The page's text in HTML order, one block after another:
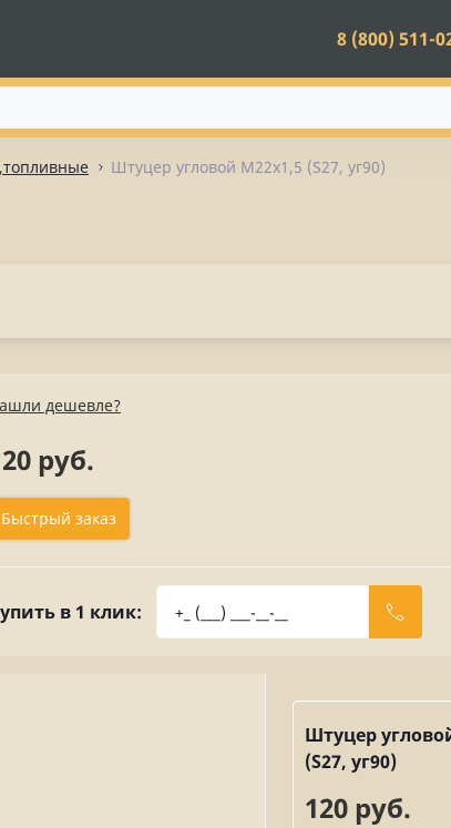
8 (800) 511-
Штуцер угловой М22х1,5 (S27, уг90)
дешевле?
руб.
Быстрый заказ
в 1 клик:
Штуцер
(S27, уг90)
120 руб.